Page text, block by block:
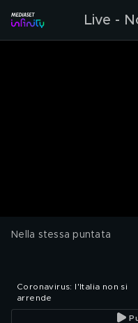
Live -
Nella stessa puntata
Coronavirus: l'Italia non si
arrende